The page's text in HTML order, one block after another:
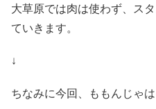
大草原では肉は使わず、ス
ていきます。
↓
ちなみに今回、ももんじゃ